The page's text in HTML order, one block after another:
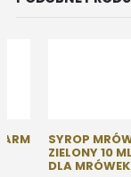
SYROP
ZIELONY 10 ML –